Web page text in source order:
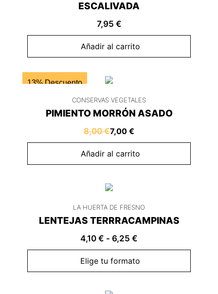
ESCALIVADA
7,95 €
Añadir al carrito
13% Descuento
CONSERVAS VEGETALES
PIMIENTO MORRÓN ASADO
8,00€7,00 €
Añadir al carrito
LA HUERTA DE FRESNO
LENTEJAS TERRRACAMPINAS
4,10 € - 6,25 €
Elige tu formato